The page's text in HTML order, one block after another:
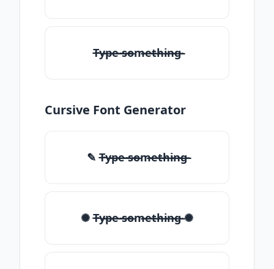
T̶̴y̶̴p̶̴e̶̴ ̶̴s̶̴o̶̴m̶̴e̶̴t̶̴h̶̴i̶̴n̶̴g̶̴
Cursive Font Generator
✎ T̶̴y̶̴p̶̴e̶̴ ̶̴s̶̴o̶̴m̶̴e̶̴t̶̴h̶̴i̶̴n̶̴g̶̴
✺ T̶̴y̶̴p̶̴e̶̴ ̶̴s̶̴o̶̴m̶̴e̶̴t̶̴h̶̴i̶̴n̶̴g̶̴ ✺